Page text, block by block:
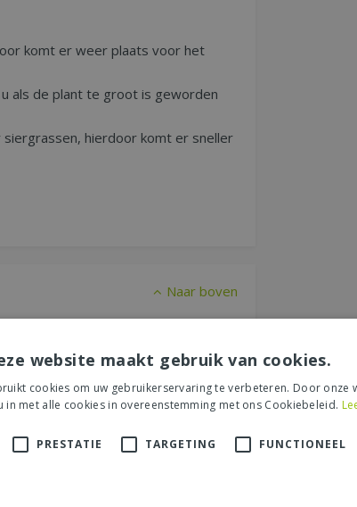
komt er weer plaats voor het
als de plant te groot is geworden
hierdoor komt er sneller
Naar boven
Blauw/Grijs
Winterhard
website maakt gebruik van cookies.
cookies om uw gebruikerservaring te verbeteren. Door onze
in met alle cookies in overeenstemming met ons Cookiebeleid.
PRESTATIE TARGETING FUNCTIONEEL